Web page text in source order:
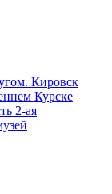
Кировск
Курске
2-ая